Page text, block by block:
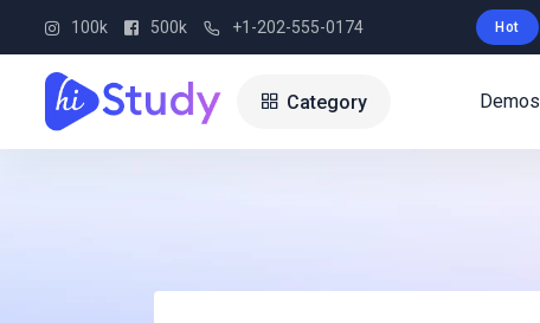
100k 500k +1-202-555-0174 Hot
Category Demos